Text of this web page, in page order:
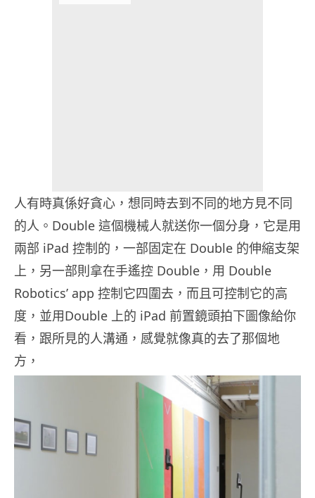
人有時真係好貪心，想同時去到不同的地方見不同
的人。Double 這個機械人就送你一個分身，它是用
兩部 iPad 控制的，一部固定在 Double 的伸縮支架
上，另一部則拿在手遙控 Double，用 Double
Robotics’ app 控制它四圍去，而且可控制它的高
度，並用Double 上的 iPad 前置鏡頭拍下圖像給你
看，跟所見的人溝通，感覺就像真的去了那個地
方，